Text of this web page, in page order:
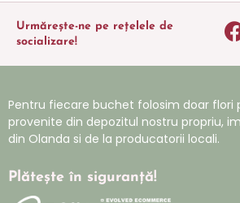
Urmărește-ne pe rețelele de
socializare!
Pentru fiecare buchet folosim doar flori
provenite din depozitul nostru propriu,
din Olanda si de la producatorii locali.
Plătește în siguranță!